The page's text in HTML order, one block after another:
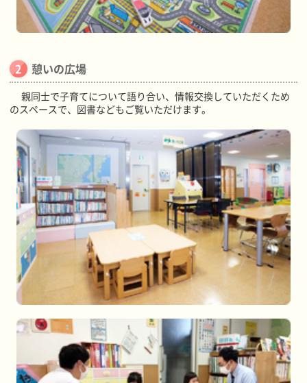
憩いの広場
親同士で子育てについて語り合い、情報交換していただくため
のスペースで、図書などもご覧いただけます。